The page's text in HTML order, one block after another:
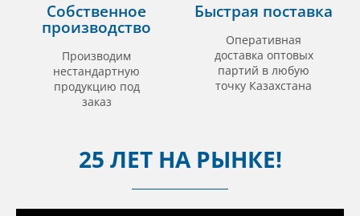
Собственное
производство
Производим
нестандартную
продукцию под
заказ
Быстрая поставка
Оперативная
доставка оптовых
партий в любую
точку Казахстана
25 ЛЕТ НА РЫНКЕ!